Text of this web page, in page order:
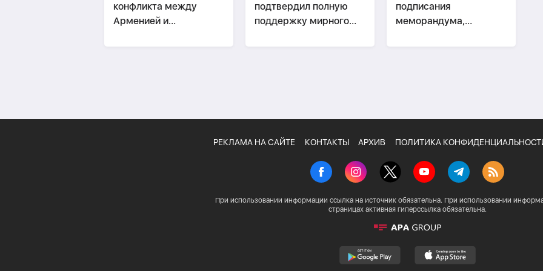
конфликта между
Арменией и
закрыта
подтвердил полную
поддержку мирного
конфликта в Грузии
подписания
меморандума,
стратегического
РЕКЛАМА НА САЙТЕ КОНТАКТЫ АРХИВ ПОЛИТИКА
При использовании информации ссылка на источник обязательна. При использовании
страницах активная гиперссылка обязательна.